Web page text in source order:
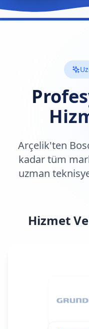
Arçelik'ten
kadar tüm
uzman
Hizmet